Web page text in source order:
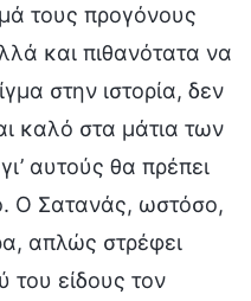
τους προγόνους
και πιθανότατα να
στην ιστορία, δεν
καλό στα μάτια των
αυτούς θα πρέπει
Ο Σατανάς, ωστόσο,
απλώς στρέφει
είδους τον